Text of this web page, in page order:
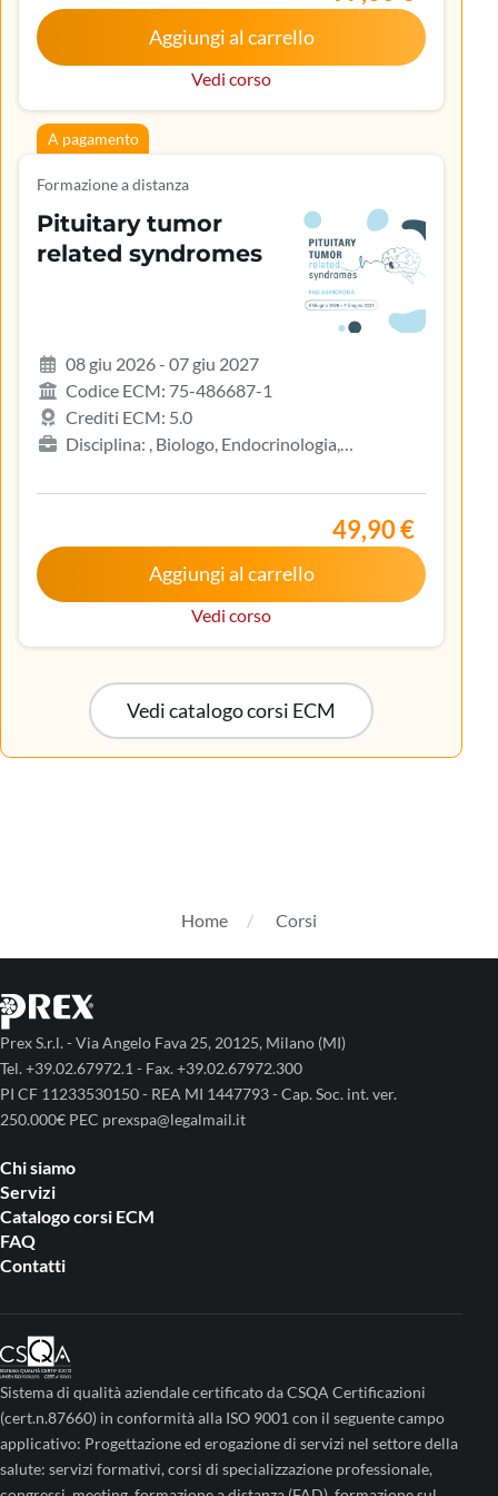
Aggiungi al carrello
Vedi corso
A pagamento
Formazione a distanza
Pituitary tumor
related syndromes
08 giu 2026 - 07 giu 2027
Codice ECM: 75-486687-1
Crediti ECM: 5.0
Disciplina: , Biologo, Endocrinologia,
ostetricia, Infermiere, Infermiere pediatrico,
Iscritto nell’elenco speciale ad esaurimento,
Malattie metaboliche e diabetologia, Medicina
interna, Oncologia, Pediatria, Pediatria (Pediatri di
libera scelta), Tecnico sanitario di radiologia medica
49,90 €
Aggiungi al carrello
Vedi corso
Vedi catalogo corsi ECM
Home Corsi
Prex S.r.l. - Via Angelo Fava 25, 20125, Milano (MI)
Tel. +39.02.67972.1 - Fax. +39.02.67972.300
PI CF 11233530150 - REA MI 1447793 - Cap. Soc. int. ver.
250.000€ PEC prexspa@legalmail.it
Chi siamo
Servizi
Catalogo corsi ECM
FAQ
Contatti
Sistema di qualità aziendale certificato da CSQA Certificazioni
(cert.n.87660) in conformità alla ISO 9001 con il seguente campo
applicativo: Progettazione ed erogazione di servizi nel settore della
salute: servizi formativi, corsi di specializzazione professionale,